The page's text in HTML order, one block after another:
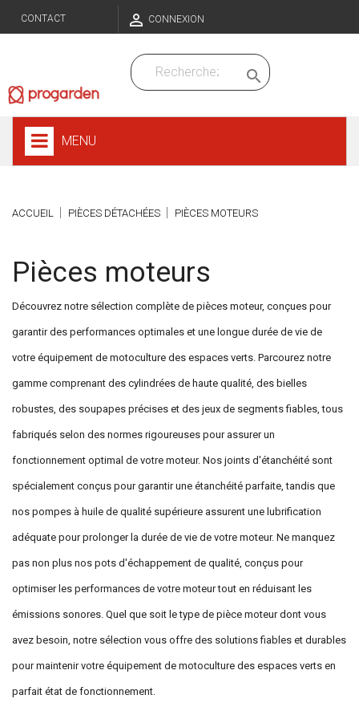
CONTACT  CONNEXION

MENU
ACCUEIL PIÈCES DÉTACHÉES PIÈCES MOTEURS
Pièces moteurs
Découvrez notre sélection complète de pièces moteur, conçues pour
garantir des performances optimales et une longue durée de vie de
votre équipement de motoculture des espaces verts. Parcourez notre
gamme comprenant des cylindrées de haute qualité, des bielles
robustes, des soupapes précises et des jeux de segments fiables, tous
fabriqués selon des normes rigoureuses pour assurer un
fonctionnement optimal de votre moteur. Nos joints d'étanchéité sont
spécialement conçus pour garantir une étanchéité parfaite, tandis que
nos pompes à huile de qualité supérieure assurent une lubrification
adéquate pour prolonger la durée de vie de votre moteur. Ne manquez
pas non plus nos pots d'échappement de qualité, conçus pour
optimiser les performances de votre moteur tout en réduisant les
émissions sonores. Quel que soit le type de pièce moteur dont vous
avez besoin, notre sélection vous offre des solutions fiables et durables
pour maintenir votre équipement de motoculture des espaces verts en
parfait état de fonctionnement.